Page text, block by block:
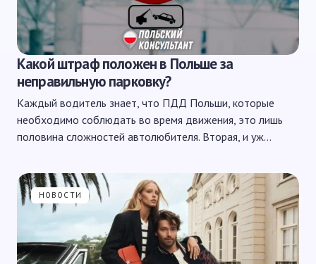
Какой штраф положен в Польше за
неправильную парковку?
Каждый водитель знает, что ПДД Польши, которые
необходимо соблюдать во время движения, это лишь
половина сложностей автолюбителя. Вторая, и уж…
НОВОСТИ